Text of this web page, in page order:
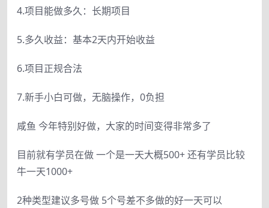
4.项目能做多久：长期项目
5.多久收益：基本2天内开始收益
6.项目正规合法
7.新手小白可做，无脑操作，0负担
咸鱼 今年特别好做，大家的时间变得非常多了
目前就有学员在做 一个是一天大概500+ 还有学员比较
牛一天1000+
2种类型建议多号做 5个号差不多做的好一天可以